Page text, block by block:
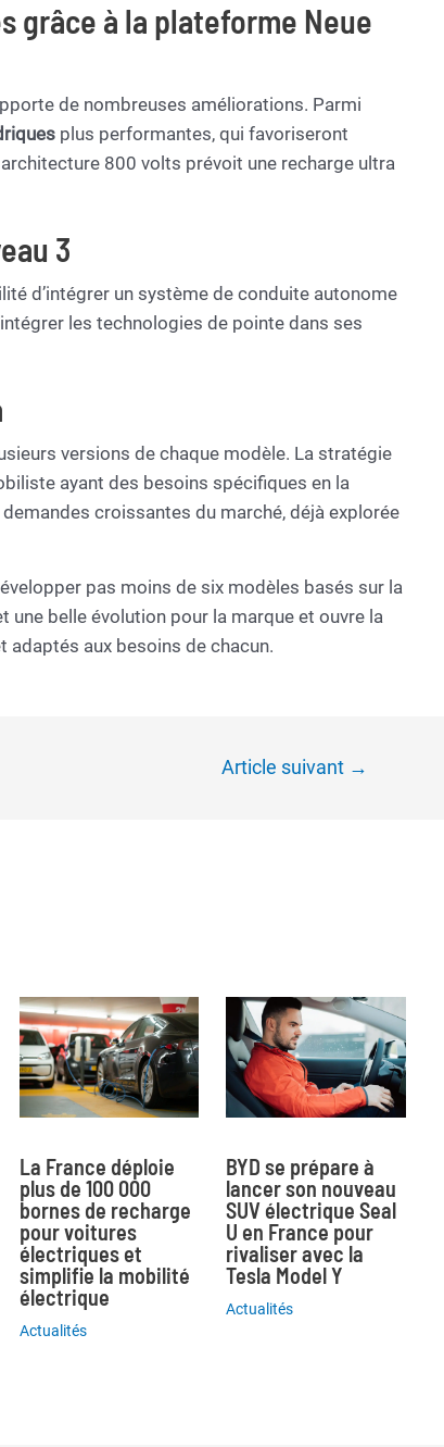
grâce à la plateforme Neue
de nombreuses améliorations. Parmi
plus performantes, qui favoriseront
architecture 800 volts prévoit une recharge ultra
3
d’intégrer un système de conduite autonome
les technologies de pointe dans ses
versions de chaque modèle. La stratégie
ayant des besoins spécifiques en la
croissantes du marché, déjà explorée
pas moins de six modèles basés sur la
belle évolution pour la marque et ouvre la
aux besoins de chacun.
Article suivant →
La France déploie
plus de 100 000
bornes de recharge
pour voitures
électriques et
simplifie la mobilité
électrique
Actualités
BYD se prépare à
lancer son nouveau
SUV électrique Seal
U en France pour
rivaliser avec la
Tesla Model Y
Actualités